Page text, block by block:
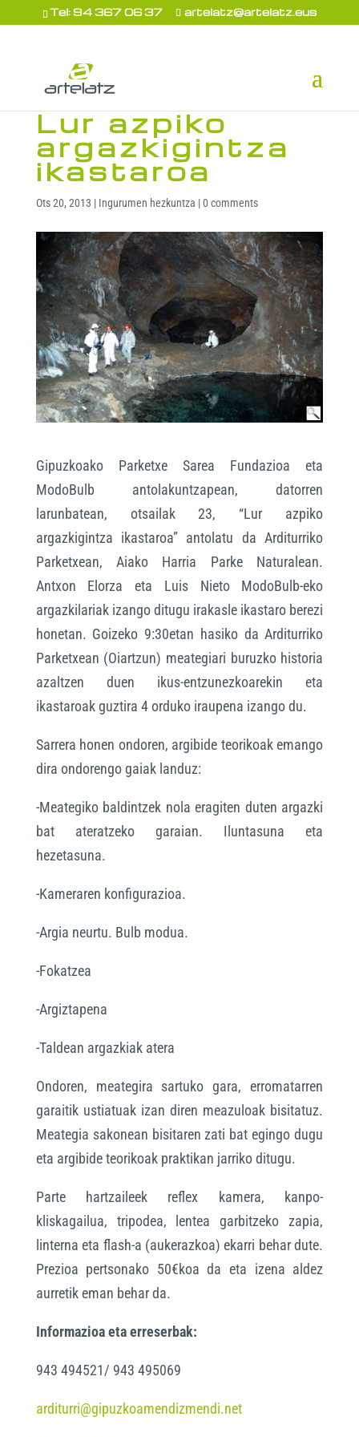
Tel: 94 367 06 37 artelatz@artelatz.eus
Lur azpiko
argazkigintza
ikastaroa
Ots 20, 2013 | Ingurumen hezkuntza |0 comments
Gipuzkoako Parketxe Sarea Fundazioa eta
ModoBulb antolakuntzapean, datorren
larunbatean, otsailak 23, “Lur azpiko
argazkigintza ikastaroa” antolatu da Arditurriko
Parketxean, Aiako Harria Parke Naturalean.
Antxon Elorza eta Luis Nieto ModoBulb-eko
argazkilariak izango ditugu irakasle ikastaro berezi
honetan. Goizeko 9:30etan hasiko da Arditurriko
Parketxean (Oiartzun) meategiari buruzko historia
azaltzen duen ikus-entzunezkoarekin eta
ikastaroak guztira 4 orduko iraupena izango du.
Sarrera honen ondoren, argibide teorikoak emango
dira ondorengo gaiak landuz:
-Meategiko baldintzek nola eragiten duten argazki
bat ateratzeko garaian. Iluntasuna eta
hezetasuna.
-Kameraren konfigurazioa.
-Argia neurtu. Bulb modua.
-Fokatzea
-Argiztapena
-Taldean argazkiak atera
Ondoren, meategira sartuko gara, erromatarren
garaitik ustiatuak izan diren meazuloak bisitatuz.
Meategia sakonean bisitaren zati bat egingo dugu
eta argibide teorikoak praktikan jarriko ditugu.
Parte hartzaileek reflex kamera, kanpo-
kliskagailua, tripodea, lentea garbitzeko zapia,
linterna eta flash-a (aukerazkoa) ekarri behar dute.
Prezioa pertsonako 50€koa da eta izena aldez
aurretik eman behar da.
Informazioa eta erreserbak:
943 494521/ 943 495069
arditurri@gipuzkoamendizmendi.net